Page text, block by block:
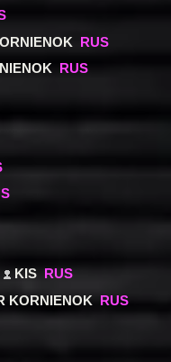
RUS
RUS
KIS RUS
KORNIENOK RUS